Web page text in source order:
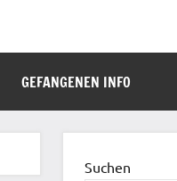
GEFANGENEN INFO
Suchen